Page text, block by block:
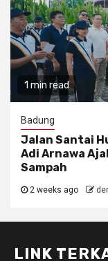
1 min read
Badung
Jalan Santai
Adi Arnawa
Sampah
2 weeks ago
LINK